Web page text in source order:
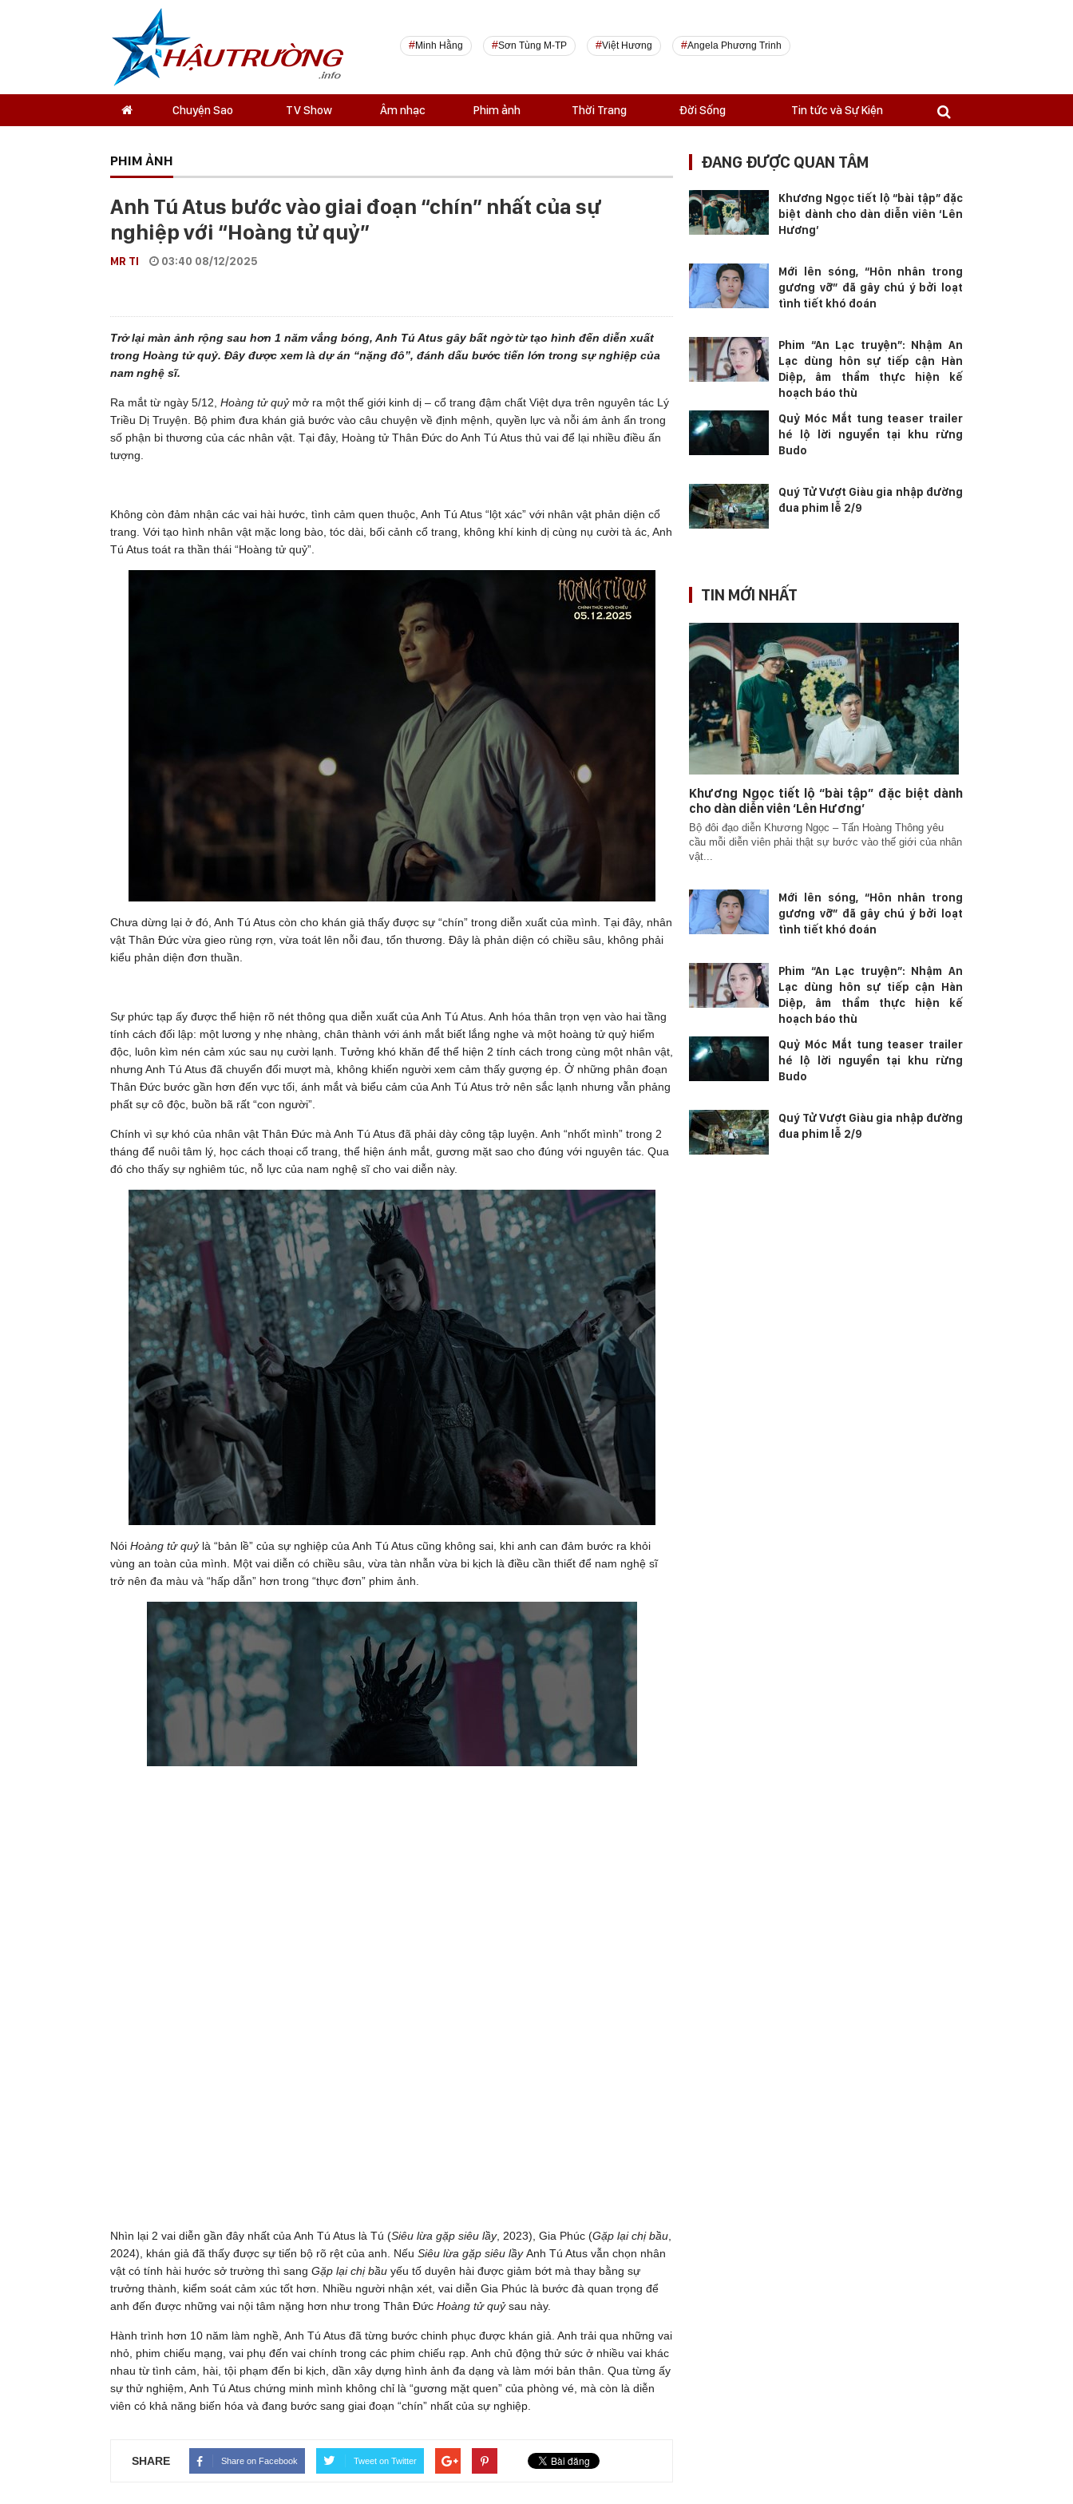
Minh Hằng Sơn Tùng M-TP Việt Hương Angela Phương Trinh
Chuyện Sao TV Show Âm nhạc Phim ảnh Thời Trang Đời Sống Tin tức và Sự Kiện
PHIM ẢNH
Anh Tú Atus bước vào giai đoạn “chín” nhất của sự
nghiệp với “Hoàng tử quỷ”
MR TI 03:40 08/12/2025
Trở lại màn ảnh rộng sau hơn 1 năm vắng bóng, Anh Tú Atus gây bất ngờ từ tạo hình đến diễn xuất
trong Hoàng tử quỷ. Đây được xem là dự án “nặng đô”, đánh dấu bước tiến lớn trong sự nghiệp của
nam nghệ sĩ.
Ra mắt từ ngày 5/12, Hoàng tử quỷmở ra một thế giới kinh dị – cổ trang đậm chất Việt dựa trên nguyên tác Lý
Triều Dị Truyện. Bộ phim đưa khán giả bước vào câu chuyện về định mệnh, quyền lực và nỗi ám ảnh ẩn trong
số phận bi thương của các nhân vật. Tại đây, Hoàng tử Thân Đức do Anh Tú Atus thủ vai để lại nhiều điều ấn
tượng.
Không còn đảm nhận các vai hài hước, tình cảm quen thuộc, Anh Tú Atus “lột xác” với nhân vật phản diện cổ
trang. Với tạo hình nhân vật mặc long bào, tóc dài, bối cảnh cổ trang, không khí kinh dị cùng nụ cười tà ác, Anh
Tú Atus toát ra thần thái “Hoàng tử quỷ”.
Chưa dừng lại ở đó, Anh Tú Atus còn cho khán giả thấy được sự “chín” trong diễn xuất của mình. Tại đây, nhân
vật Thân Đức vừa gieo rùng rợn, vừa toát lên nỗi đau, tổn thương. Đây là phản diện có chiều sâu, không phải
kiểu phản diện đơn thuần.
Sự phức tạp ấy được thể hiện rõ nét thông qua diễn xuất của Anh Tú Atus. Anh hóa thân trọn vẹn vào hai tầng
tính cách đối lập: một lương y nhẹ nhàng, chân thành với ánh mắt biết lắng nghe và một hoàng tử quỷ hiểm
độc, luôn kìm nén cảm xúc sau nụ cười lạnh. Tưởng khó khăn để thể hiện 2 tính cách trong cùng một nhân vật,
nhưng Anh Tú Atus đã chuyển đổi mượt mà, không khiến người xem cảm thấy gượng ép. Ở những phân đoạn
Thân Đức bước gần hơn đến vực tối, ánh mắt và biểu cảm của Anh Tú Atus trở nên sắc lạnh nhưng vẫn phảng
phất sự cô độc, buồn bã rất “con người”.
Chính vì sự khó của nhân vật Thân Đức mà Anh Tú Atus đã phải dày công tập luyện. Anh “nhốt mình” trong 2
tháng để nuôi tâm lý, học cách thoại cổ trang, thể hiện ánh mắt, gương mặt sao cho đúng với nguyên tác. Qua
đó cho thấy sự nghiêm túc, nỗ lực của nam nghệ sĩ cho vai diễn này.
Nói Hoàng tử quỷlà “bản lề” của sự nghiệp của Anh Tú Atus cũng không sai, khi anh can đảm bước ra khỏi
vùng an toàn của mình. Một vai diễn có chiều sâu, vừa tàn nhẫn vừa bi kịch là điều cần thiết để nam nghệ sĩ
trở nên đa màu và “hấp dẫn” hơn trong “thực đơn” phim ảnh.
Nhìn lại 2 vai diễn gần đây nhất của Anh Tú Atus là Tú (Siêu lừa gặp siêu lầy, 2023), Gia Phúc (Gặp lại chị bầu,
2024), khán giả đã thấy được sự tiến bộ rõ rệt của anh. Nếu Siêu lừa gặp siêu lầyAnh Tú Atus vẫn chọn nhân
vật có tính hài hước sở trường thì sang Gặp lại chị bầu yếu tố duyên hài được giảm bớt mà thay bằng sự
trưởng thành, kiểm soát cảm xúc tốt hơn. Nhiều người nhận xét, vai diễn Gia Phúc là bước đà quan trọng để
anh đến được những vai nội tâm nặng hơn như trong Thân Đức Hoàng tử quỷsau này.
Hành trình hơn 10 năm làm nghề, Anh Tú Atus đã từng bước chinh phục được khán giả. Anh trải qua những vai
nhỏ, phim chiếu mạng, vai phụ đến vai chính trong các phim chiếu rạp. Anh chủ động thử sức ở nhiều vai khác
nhau từ tình cảm, hài, tội phạm đến bi kịch, dần xây dựng hình ảnh đa dạng và làm mới bản thân. Qua từng ấy
sự thử nghiệm, Anh Tú Atus chứng minh mình không chỉ là “gương mặt quen” của phòng vé, mà còn là diễn
viên có khả năng biến hóa và đang bước sang giai đoạn “chín” nhất của sự nghiệp.
SHARE Share on Facebook Tweet on Twitter
ĐANG ĐƯỢC QUAN TÂM
Khương Ngọc tiết lộ “bài tập” đặc
biệt dành cho dàn diễn viên ‘Lên
Hương’
Mới lên sóng, “Hôn nhân trong
gương vỡ” đã gây chú ý bởi loạt
tình tiết khó đoán
Phim “An Lạc truyện”: Nhậm An
Lạc dùng hôn sự tiếp cận Hàn
Diệp, âm thầm thực hiện kế
hoạch báo thù
Quỷ Móc Mắt tung teaser trailer
hé lộ lời nguyền tại khu rừng
Budo
Quý Tử Vượt Giàu gia nhập đường
đua phim lễ 2/9
TIN MỚI NHẤT
Khương Ngọc tiết lộ “bài tập” đặc biệt dành
cho dàn diễn viên ‘Lên Hương’
Bộ đôi đạo diễn Khương Ngọc – Tấn Hoàng Thông yêu
cầu mỗi diễn viên phải thật sự bước vào thế giới của nhân
vật...
Mới lên sóng, “Hôn nhân trong
gương vỡ” đã gây chú ý bởi loạt
tình tiết khó đoán
Phim “An Lạc truyện”: Nhậm An
Lạc dùng hôn sự tiếp cận Hàn
Diệp, âm thầm thực hiện kế
hoạch báo thù
Quỷ Móc Mắt tung teaser trailer
hé lộ lời nguyền tại khu rừng
Budo
Quý Tử Vượt Giàu gia nhập đường
đua phim lễ 2/9